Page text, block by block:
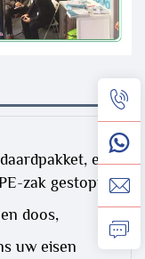
elk
zak gestopt,
doos,
uw eisen